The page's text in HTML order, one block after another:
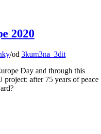
2020
/od 3kum3na_3dit
Day and through this
after 75 years of peace